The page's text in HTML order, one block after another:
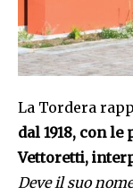
La Tordera
dal 1918, con
Vettoretti,
Deve il suo